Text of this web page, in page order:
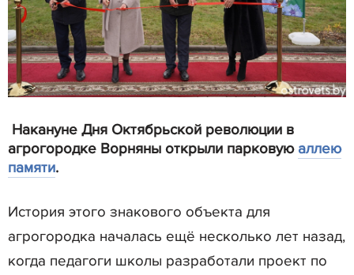
Накануне Дня Октябрьской революции в
агрогородке Ворняны открыли парковую аллею
памяти.
История этого знакового объекта для
агрогородка началась ещё несколько лет назад,
когда педагоги школы разработали проект по